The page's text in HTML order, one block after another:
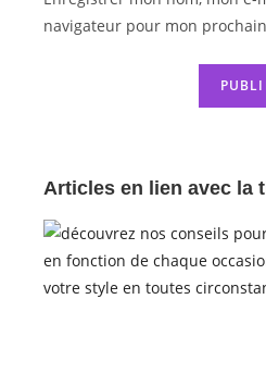
navigateur pour mon
Articles en lien avec la